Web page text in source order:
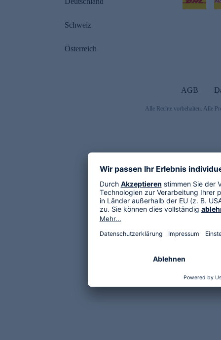
Schweiz
Österreich
AGB
Alle Rechte vorbehalten. Alle